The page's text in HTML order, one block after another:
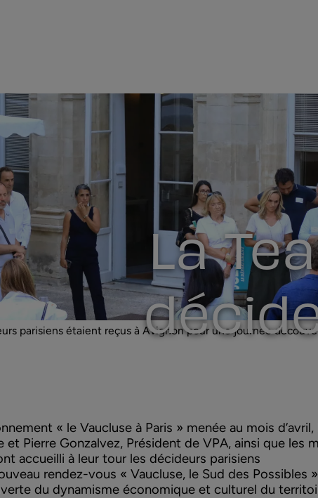
parisiens étaient reçus à Avignon pour une journée
La
« le Vaucluse à Paris » menée au mois
Pierre Gonzalvez, Président de VPA, ainsi que les
accueilli à leur tour les décideurs parisiens
rendez-vous « Vaucluse, le Sud des Possibles
du dynamisme économique et culturel du